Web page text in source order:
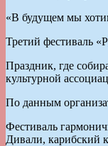
«В будущем мы
Третий фестиваль
Праздник, где
культурной
По данным
Фестиваль
Дивали, карибский